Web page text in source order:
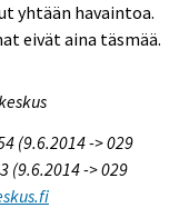
yhtään havaintoa.
eivät aina täsmää.
(9.6.2014 -> 029
(9.6.2014 -> 029